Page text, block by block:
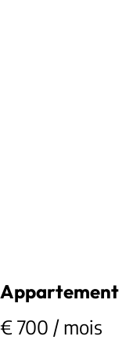
Appartement
€ 700 / mois